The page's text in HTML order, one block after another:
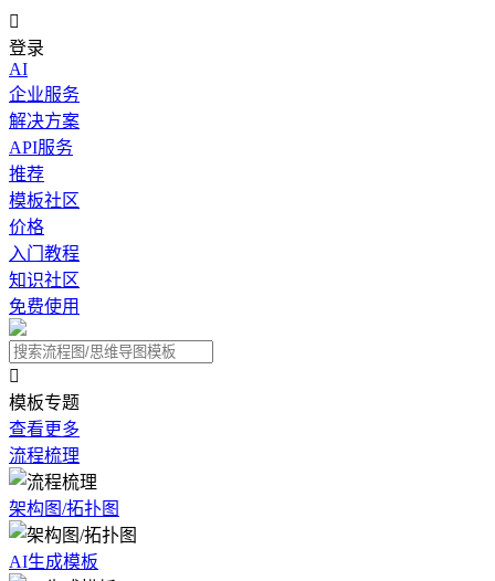

登录
AI
企业服务
解决方案
API服务
推荐
模板社区
价格
入门教程
知识社区
免费使用

模板专题
查看更多
流程梳理
架构图/拓扑图
AI生成模板